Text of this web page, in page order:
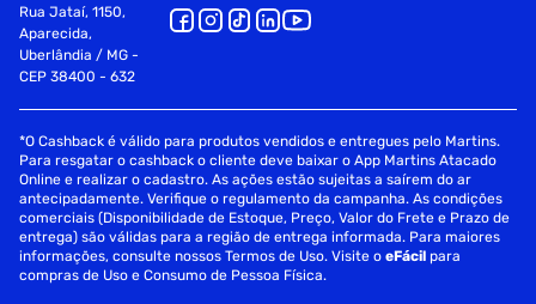
Rua Jataí, 1150,
Aparecida,
Uberlândia / MG -
CEP 38400 - 632
*O Cashback é válido para produtos vendidos e entregues pelo Martins.
Para resgatar o cashback o cliente deve baixar o App Martins Atacado
Online e realizar o cadastro. As ações estão sujeitas a saírem do ar
antecipadamente. Verifique o regulamento da campanha. As condições
comerciais (Disponibilidade de Estoque, Preço, Valor do Frete e Prazo de
entrega) são válidas para a região de entrega informada. Para maiores
informações, consulte nossos Termos de Uso. Visite oeFácil para
compras de Uso e Consumo de Pessoa Física.